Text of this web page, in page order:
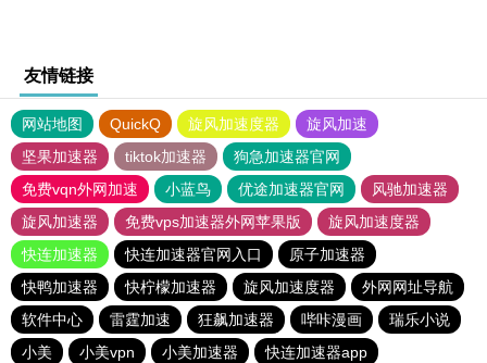
友情链接
网站地图 QuickQ 旋风加速度器
旋风加速
坚果加速器
tiktok加速器
狗急加速器官网
免费vqn外网加速
小蓝鸟 优途加速器官网
风驰加速器
旋风加速器
免费vps加速器外网苹果版
旋风加速度器
快连加速器
快连加速器官网入口
原子加速器
快鸭加速器
快柠檬加速器 旋风加速度器
外网网址导航
软件中心
雷霆加速 狂飙加速器 哔咔漫画
瑞乐小说
小美
小美vpn 小美加速器
快连加速器app